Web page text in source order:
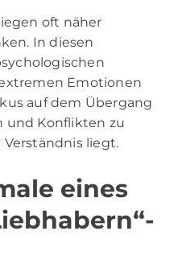
oft näher
In diesen
Emotionen
auf dem Übergang
und Konflikten zu
liegt.
eines